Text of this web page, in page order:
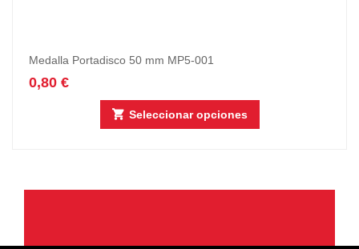
Medalla Portadisco 50 mm MP5-001
0,80 €
Seleccionar opciones